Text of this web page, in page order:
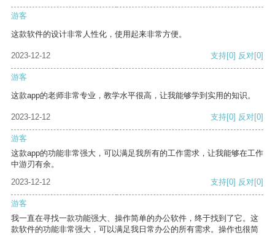
游客
这款软件的设计非常人性化，使用起来非常方便。
2023-12-12 支持[0] 反对[0]
游客
这款app的老师非常专业，教学水平很高，让我能够学到实用的知识。
2023-12-12 支持[0] 反对[0]
游客
这款app的功能非常强大，可以满足我所有的工作需求，让我能够在工作
中游刃有余。
2023-12-12
支持[0] 反对[0]
游客
我一直在寻找一款功能强大、操作简单的办公软件，终于找到了它。这
款软件的功能非常强大，可以满足我日常办公的所有需求。操作也很简